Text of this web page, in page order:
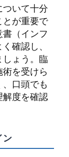
いて十分
とが重要で
（インフ
確認し、
ょう。臨
を受けら
口頭でも
度を確認
ン